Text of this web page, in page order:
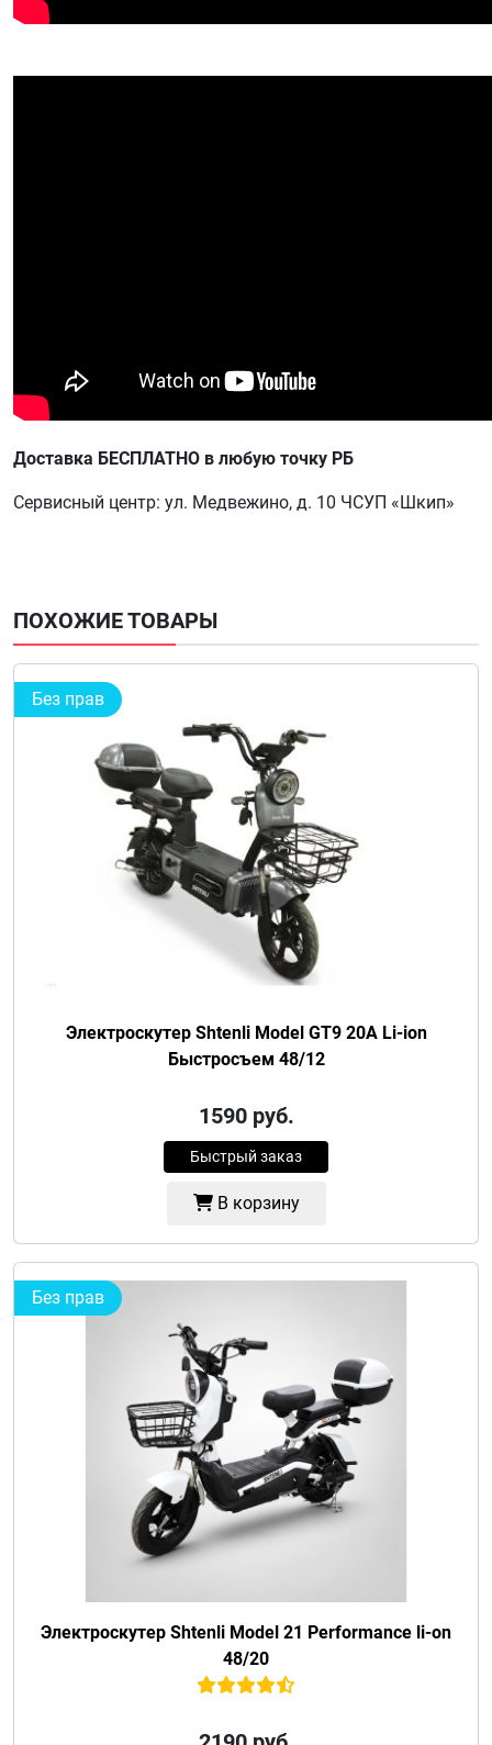
Доставка БЕСПЛАТНО в любую точку РБ
Сервисный центр: ул. Медвежино, д. 10 ЧСУП «Шкип»
ПОХОЖИЕ ТОВАРЫ
Без прав
Электроскутер Shtenli Model GT9 20A Li-ion
Быстросъем 48/12
1590руб.
Быстрый заказ
В корзину
Без прав
Электроскутер Shtenli Model 21 Performance li-on
48/20